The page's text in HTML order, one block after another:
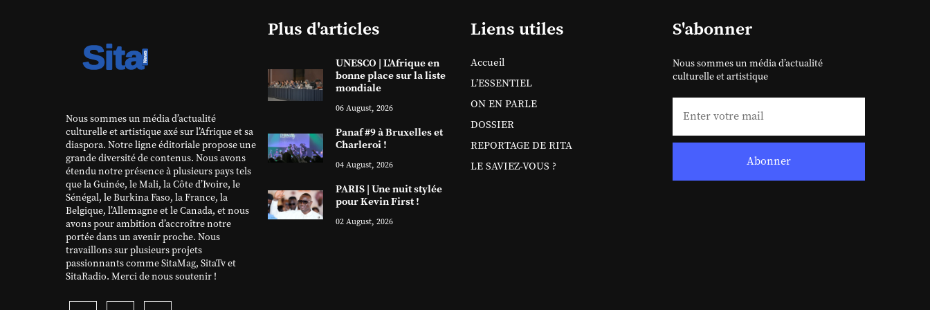
Nous sommes un média d’actualité
culturelle et artistique axé sur l’Afrique et sa
diaspora. Notre ligne éditoriale propose une
grande diversité de contenus. Nous avons
étendu notre présence à plusieurs pays tels
que la Guinée, le Mali, la Côte d’Ivoire, le
Sénégal, le Burkina Faso, la France, la
Belgique, l’Allemagne et le Canada, et nous
avons pour ambition d’accroître notre
portée dans un avenir proche. Nous
travaillons sur plusieurs projets
passionnants comme SitaMag, SitaTv et
SitaRadio. Merci de nous soutenir !
Plus d'articles
UNESCO | L'Afrique en
bonne place sur la liste
mondiale
06 August, 2026
Panaf #9 à Bruxelles et
Charleroi !
04 August, 2026
PARIS | Une nuit stylée
pour Kevin First !
02 August, 2026
Liens utiles
Accueil
L’ESSENTIEL
ON EN PARLE
DOSSIER
REPORTAGE DE RITA
LE SAVIEZ-VOUS ?
S'abonner
Nous sommes un média d’actualité
culturelle et artistique
Abonner